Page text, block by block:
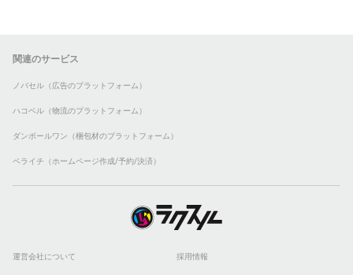
関連のサービス
ノバセル（広告のプラットフォーム）
ハコベル（物流のプラットフォーム）
ダンボールワン（梱包材のプラットフォーム）
ペライチ（ホームページ作成/予約/決済）
運営会社について 採用情報